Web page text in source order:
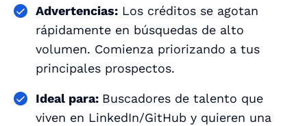
Advertencias: Los créditos se agotan
rápidamente en búsquedas de alto
volumen. Comienza priorizando a tus
principales prospectos.
Ideal para: Buscadores de talento que
viven en LinkedIn/GitHub y quieren una